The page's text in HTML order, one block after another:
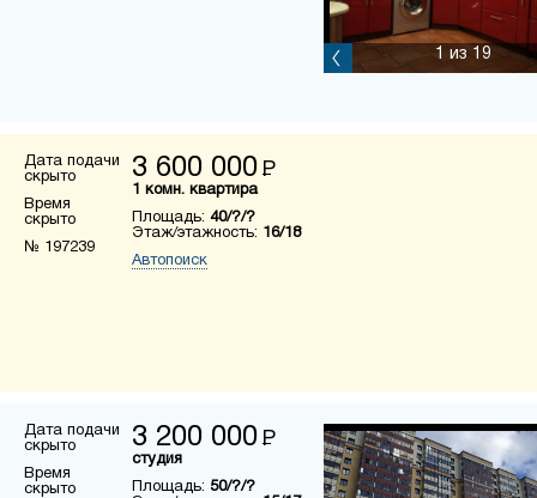
1 из 19
Дата подачи
скрыто
Время
скрыто
№ 197239
3 600 000 Р
1 комн. квартира
Площадь: 40/?/?
Этаж/этажность: 16/18
Автопоиск
Дата подачи
скрыто
Время
скрыто
3 200 000 Р
студия
Площадь: 50/?/?